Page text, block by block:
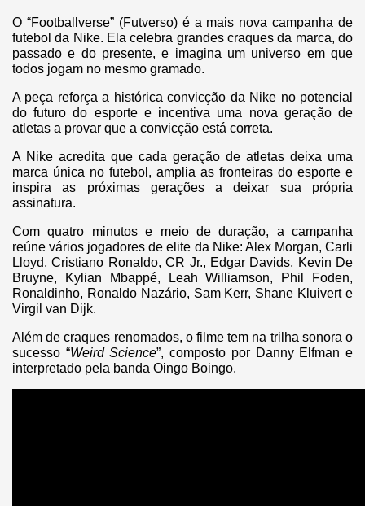
O “Footballverse” (Futverso) é a mais nova campanha de
futebol da Nike. Ela celebra grandes craques da marca, do
passado e do presente, e imagina um universo em que
todos jogam no mesmo gramado.
A peça reforça a histórica convicção da Nike no potencial
do futuro do esporte e incentiva uma nova geração de
atletas a provar que a convicção está correta.
A Nike acredita que cada geração de atletas deixa uma
marca única no futebol, amplia as fronteiras do esporte e
inspira as próximas gerações a deixar sua própria
assinatura.
Com quatro minutos e meio de duração, a campanha
reúne vários jogadores de elite da Nike: Alex Morgan, Carli
Lloyd, Cristiano Ronaldo, CR Jr., Edgar Davids, Kevin De
Bruyne, Kylian Mbappé, Leah Williamson, Phil Foden,
Ronaldinho, Ronaldo Nazário, Sam Kerr, Shane Kluivert e
Virgil van Dijk.
Além de craques renomados, o filme tem na trilha sonora o
sucesso “Weird Science”, composto por Danny Elfman e
interpretado pela banda Oingo Boingo.